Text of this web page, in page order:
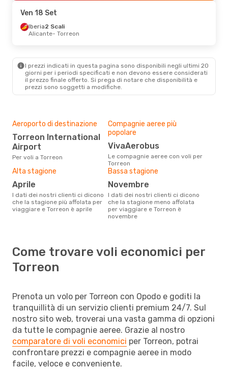
Torreon- Milano
Ven 18 Set
Iberia2 Scali
Alicante- Torreon
I prezzi indicati in questa pagina sono disponibili negli ultimi 20
giorni per i periodi specificati e non devono essere considerati
il ​​prezzo finale offerto. Si prega di notare che disponibilità e
prezzi sono soggetti a modifiche.
Aeroporto di destinazione
Torreon International
Airport
Per voli a Torreon
Compagnie aeree più
popolare
VivaAerobus
Le compagnie aeree con voli per
Torreon
Alta stagione
aprile
I dati dei nostri clienti ci dicono
che la stagione più affolata per
viaggiare e Torreon è aprile
Bassa stagione
novembre
I dati dei nostri clienti ci dicono
che la stagione meno affolata
per viaggiare e Torreon è
novembre
Come trovare voli economici per
Torreon
Prenota un volo per Torreon con Opodo e goditi la
tranquillità di un servizio clienti premium 24/7. Sul
nostro sito web, troverai una vasta gamma di opzioni
da tutte le compagnie aeree. Grazie al nostro
comparatore di voli economici per Torreon, potrai
confrontare prezzi e compagnie aeree in modo
facile, veloce e conveniente.